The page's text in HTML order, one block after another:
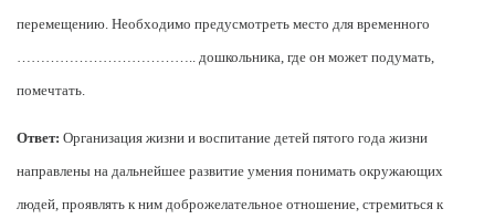
перемещению. Необходимо предусмотреть место для временного
……………………………….. дошкольника, где он может подумать,
помечтать.
Ответ: Организация жизни и воспитание детей пятого года жизни
направлены на дальнейшее развитие умения понимать окружающих
людей, проявлять к ним доброжелательное отношение, стремиться к